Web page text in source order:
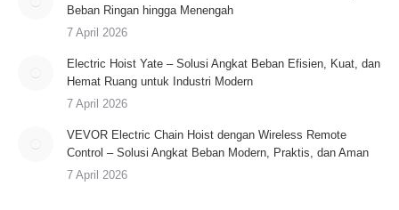
Beban Ringan hingga Menengah
7 April 2026
Electric Hoist Yate – Solusi Angkat Beban Efisien, Kuat, dan
Hemat Ruang untuk Industri Modern
7 April 2026
VEVOR Electric Chain Hoist dengan Wireless Remote
Control – Solusi Angkat Beban Modern, Praktis, dan Aman
7 April 2026